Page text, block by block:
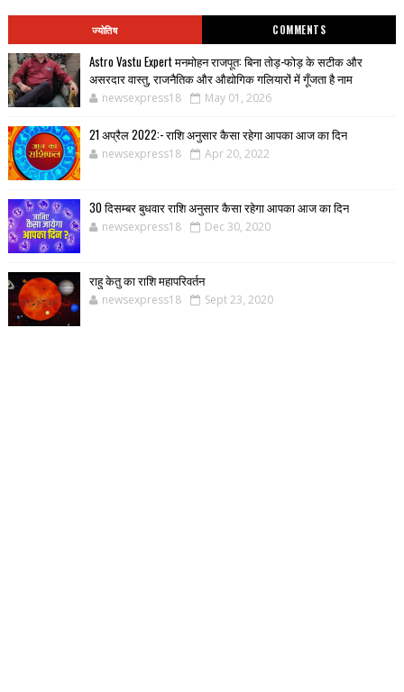
ज्योतिष COMMENTS
Astro Vastu Expert मनमोहन राजपूत: बिना तोड़-फोड़ के सटीक और
असरदार वास्तु, राजनैतिक और औद्योगिक गलियारों में गूँजता है नाम
newsexpress18 May 01, 2026
21 अप्रैल 2022:- राशि अनुसार कैसा रहेगा आपका आज का दिन
newsexpress18 Apr 20, 2022
30 दिसम्बर बुधवार राशि अनुसार कैसा रहेगा आपका आज का दिन
newsexpress18 Dec 30, 2020
राहु केतु का राशि महापरिवर्तन
newsexpress18 Sept 23, 2020